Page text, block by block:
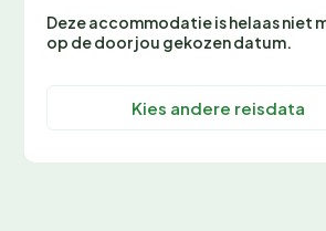
Deze accommodatie is helaas niet
op de door jou gekozen datum.
Kies andere reisdata